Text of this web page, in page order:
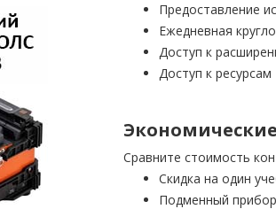
Предоставление
Ежедневная
Доступ к
Доступ к
Сравните стоимость
Скидка на один
Подменный